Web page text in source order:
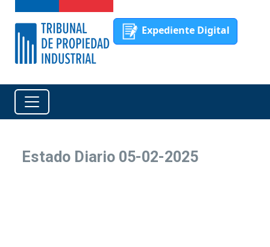
Expediente Digital
Estado Diario 05-02-2025